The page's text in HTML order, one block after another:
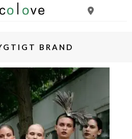
BRAND